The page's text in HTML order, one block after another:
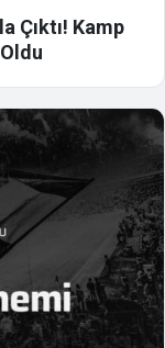
Çıktı! Kamp